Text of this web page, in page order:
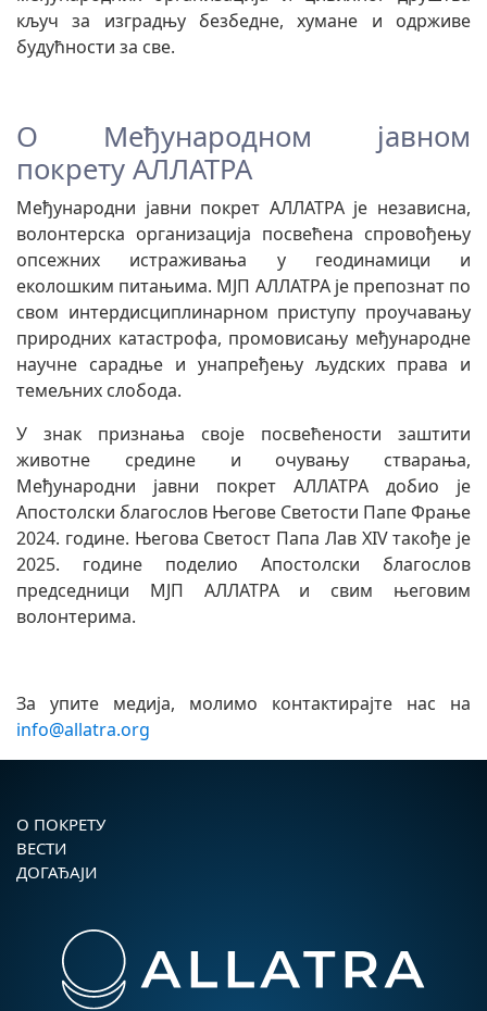
кључ за изградњу безбедне, хумане и одрживе
будућности за све.
О Међународном јавном
покрету АЛЛАТРА
Међународни јавни покрет АЛЛАТРА је независна,
волонтерска организација посвећена спровођењу
опсежних истраживања у геодинамици и
еколошким питањима. МЈП АЛЛАТРА је препознат по
свом интердисциплинарном приступу проучавању
природних катастрофа, промовисању међународне
научне сарадње и унапређењу људских права и
темељних слобода.
У знак признања своје посвећености заштити
животне средине и очувању стварања,
Међународни јавни покрет АЛЛАТРА добио је
Апостолски благослов Његове Светости Папе Фрање
2024. године. Његова Светост Папа Лав XIV такође је
2025. године поделио Апостолски благослов
председници МЈП АЛЛАТРА и свим његовим
волонтерима.
За упите медија, молимо контактирајте нас на
info@allatra.org
О ПОКРЕТУ
ВЕСТИ
ДОГАЂАЈИ